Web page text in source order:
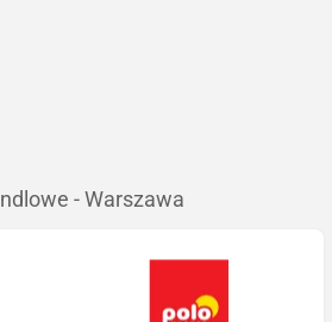
- Warszawa